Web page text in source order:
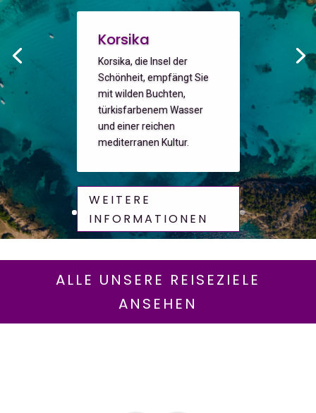
Korsika
Korsika, die Insel der
Schönheit, empfängt Sie
mit wilden Buchten,
türkisfarbenem Wasser
und einer reichen
mediterranen Kultur.
WEITERE
INFORMATIONEN
ALLE UNSERE REISEZIELE
ANSEHEN